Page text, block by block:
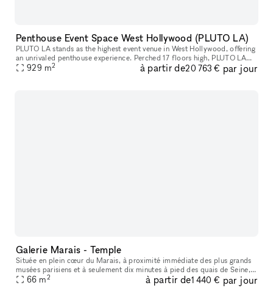
Penthouse Event Space West Hollywood (PLUTO LA)
PLUTO LA stands as the highest event venue in West Hollywood, offering
an unrivaled penthouse experience. Perched 17 floors high, PLUTO LA
features breathtaking 360-degree views, floor-to-ceiling win
929 m2 à partir de20 763 € par jour
Galerie Marais - Temple
Située en plein cœur du Marais, à proximité immédiate des plus grands
musées parisiens et à seulement dix minutes à pied des quais de Seine,
cette galerie bénéficie d’un emplacement premium dans l’un
66 m2 à partir de1 440 € par jour